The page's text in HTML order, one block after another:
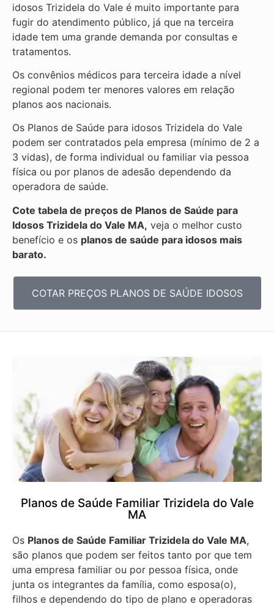
idosos Trizidela do Vale é muito importante para
fugir do atendimento público, já que na terceira
idade tem uma grande demanda por consultas e
tratamentos.
Os convênios médicos para terceira idade a nível
regional podem ter menores valores em relação
planos aos nacionais.
Os Planos de Saúde para idosos Trizidela do Vale
podem ser contratados pela empresa (mínimo de 2 a
3 vidas), de forma individual ou familiar via pessoa
física ou por planos de adesão dependendo da
operadora de saúde.
Cote tabela de preços de Planos de Saúde para
Idosos Trizidela do Vale MA, veja o melhor custo
benefício e os planos de saúde para idosos mais
barato.
COTAR PREÇOS PLANOS DE SAÚDE IDOSOS
Planos de Saúde Familiar Trizidela do Vale
MA
Os Planos de Saúde Familiar Trizidela do Vale MA,
são planos que podem ser feitos tanto por que tem
uma empresa familiar ou por pessoa física, onde
junta os integrantes da família, como esposa(o),
filhos e dependendo do tipo de plano e operadoras